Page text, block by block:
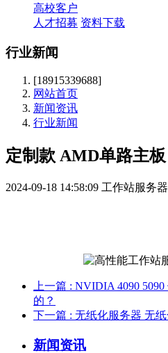
高校客户
人才招募 资料下载
行业新闻
[18915339688]
网站首页
新闻资讯
行业新闻
定制款 AMD单路主板
2024-09-18 14:58:09 工作站服务器
上一篇 : NVIDIA 4090
的？
下一篇 : 无纸化服务器 无
新闻资讯